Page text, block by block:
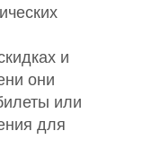
и
они
или
для